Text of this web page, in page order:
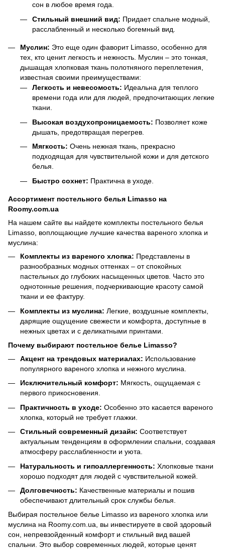
сон в любое время года.
Стильный внешний вид: Придает спальне модный,
расслабленный и несколько богемный вид.
Муслин: Это еще один фаворит Limasso, особенно для
тех, кто ценит легкость и нежность. Муслин – это тонкая,
дышащая хлопковая ткань полотняного переплетения,
известная своими преимуществами:
Легкость и невесомость: Идеальна для теплого
времени года или для людей, предпочитающих легкие
ткани.
Высокая воздухопроницаемость: Позволяет коже
дышать, предотвращая перегрев.
Мягкость: Очень нежная ткань, прекрасно
подходящая для чувствительной кожи и для детского
белья.
Быстро сохнет: Практична в уходе.
Ассортимент постельного белья Limasso на
Roomy.com.ua
На нашем сайте вы найдете комплекты постельного белья
Limasso, воплощающие лучшие качества вареного хлопка и
муслина:
Комплекты из вареного хлопка: Представлены в
разнообразных модных оттенках – от спокойных
пастельных до глубоких насыщенных цветов. Часто это
однотонные решения, подчеркивающие красоту самой
ткани и ее фактуру.
Комплекты из муслина: Легкие, воздушные комплекты,
дарящие ощущение свежести и комфорта, доступные в
нежных цветах и с деликатными принтами.
Почему выбирают постельное белье Limasso?
Акцент на трендовых материалах: Использование
популярного вареного хлопка и нежного муслина.
Исключительный комфорт: Мягкость, ощущаемая с
первого прикосновения.
Практичность в уходе: Особенно это касается вареного
хлопка, который не требует глажки.
Стильный современный дизайн: Соответствует
актуальным тенденциям в оформлении спальни, создавая
атмосферу расслабленности и уюта.
Натуральность и гипоаллергенность: Хлопковые ткани
хорошо подходят для людей с чувствительной кожей.
Долговечность: Качественные материалы и пошив
обеспечивают длительный срок службы белья.
Выбирая постельное белье Limasso из вареного хлопка или
муслина на Roomy.com.ua, вы инвестируете в свой здоровый
сон, непревзойденный комфорт и стильный вид вашей
спальни. Это выбор современных людей, которые ценят